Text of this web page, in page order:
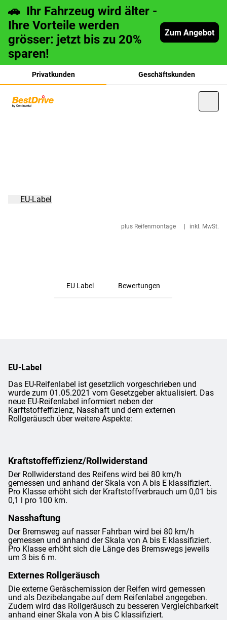
🚗 Ihr Fahrzeug wird älter -
Ihre Vorteile werden
grösser: jetzt bis zu 20%
sparen!
Zum Angebot
Privatkunden Geschäftskunden
plus Reifenmontage inkl. MwSt.
EU-Label
EU Label Bewertungen
EU-Label
Das EU-Reifenlabel ist gesetzlich vorgeschrieben und
wurde zum 01.05.2021 vom Gesetzgeber aktualisiert. Das
neue EU-Reifenlabel informiert neben der
Karftstoffeffizienz, Nasshaft und dem externen
Rollgeräusch über weitere Aspekte:
Kraftstoffeffizienz/Rollwiderstand
Der Rollwiderstand des Reifens wird bei 80 km/h
gemessen und anhand der Skala von A bis E klassifiziert.
Pro Klasse erhöht sich der Kraftstoffverbrauch um 0,01 bis
0,1 l pro 100 km.
Nasshaftung
Der Bremsweg auf nasser Fahrban wird bei 80 km/h
gemessen und anhand der Skala von A bis E klassifiziert.
Pro Klasse erhöht sich die Länge des Bremswegs jeweils
um 3 bis 6 m.
Externes Rollgeräusch
Die externe Geräschemission der Reifen wird gemessen
und als Dezibelangabe auf dem Reifenlabel angegeben.
Zudem wird das Rollgeräusch zu besseren Vergleichbarkeit
anhand einer Skala von A bis C klassifiziert.